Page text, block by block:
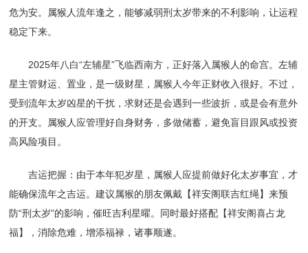
危为安。属猴人流年逢之，能够减弱刑太岁带来的不利影响，让运程
稳定下来。
2025年八白“左辅星”飞临西南方，正好落入属猴人的命宫。左辅
星主管财运、置业，是一级财星，属猴人今年正财收入很好。不过，
受到流年太岁凶星的干扰，求财还是会遇到一些波折，或是会有意外
的开支。属猴人应管理好自身财务，多做储蓄，避免盲目跟风或投资
高风险项目。
吉运把握：由于本年犯岁星，属猴人应提前做好化太岁事宜，才
能确保流年之吉运。建议属猴的朋友佩戴【祥安阁联吉红绳】来预
防“刑太岁”的影响，催旺吉利星曜。同时最好搭配【祥安阁喜占龙
福】，消除危难，增添福禄，诸事顺遂。